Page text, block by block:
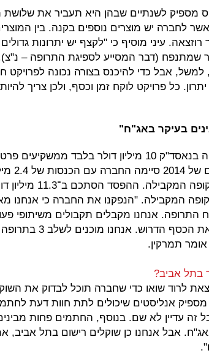
מספיק לשנתיים שבהן היא תעביר את שלושת
ניסוי בשלב 3, כאשר לחברה יש מוצרים נוספים בקנה. בין
עיני מוסיף כי "לקצף יש יתרונות
שמתנפח (דבר המסייע לספיגת התרופה –
למשל, אבל כדי להיכנס בצורה נכונה לפרויקט
כל פרויקט לוקח זמן וכסף, ולכן צריך
בעיקר באג"ח"
פואמיקס גייסה עד ההנפקה בנאסד"ק 10 מיליון דולר בלבד
תשעת החודשים
לעומת 700 אלף דולר בתקופה המקבילה. ההפסד הסתכם
דולר בתקופה המקבילה. "הנפקנו את החברה כי אנחנו
התרופה. אנחנו מקבלים תקבולים משיתופי
היה לוקח יותר זמן לצבור את הכסף
תמרקין.
בתל אביב?
לרוד שואו כדי שחברה תוכל לבדוק את
מספיק אנליסטים שיכולים לתת חוות דעת
זה עדיין לא שם. בנוסף, החתמים פחות
אבל אנחנו כן שוקלים רישום בתל אביב,